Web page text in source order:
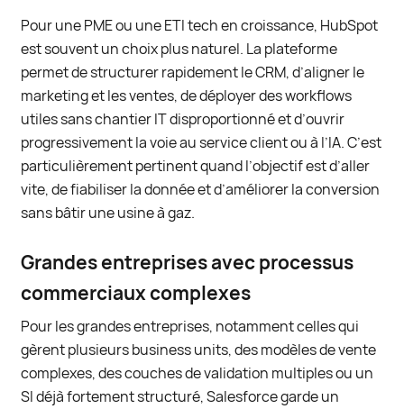
Pour une PME ou une ETI tech en croissance, HubSpot
est souvent un choix plus naturel. La plateforme
permet de structurer rapidement le CRM, d’aligner le
marketing et les ventes, de déployer des workflows
utiles sans chantier IT disproportionné et d’ouvrir
progressivement la voie au service client ou à l’IA. C’est
particulièrement pertinent quand l’objectif est d’aller
vite, de fiabiliser la donnée et d’améliorer la conversion
sans bâtir une usine à gaz.
Grandes entreprises avec processus
commerciaux complexes
Pour les grandes entreprises, notamment celles qui
gèrent plusieurs business units, des modèles de vente
complexes, des couches de validation multiples ou un
SI déjà fortement structuré, Salesforce garde un